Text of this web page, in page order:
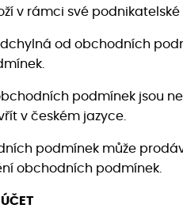
v rámci své
od obchodních
podmínek jsou
v českém jazyce.
podmínek může
obchodních podmínek.